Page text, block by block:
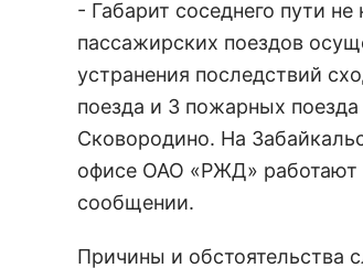
- Габарит соседнего пути
пассажирских поездов
устранения последствий
поезда и 3 пожарных
Сковородино. На
офисе ОАО «РЖД» работают
сообщении.
Причины и обстоятельства